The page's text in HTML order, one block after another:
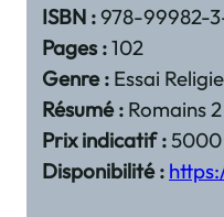
ISBN :978-99982-
Pages :102
Genre : Essai
Résumé : Romains
Prix indicatif :5000
Disponibilité :